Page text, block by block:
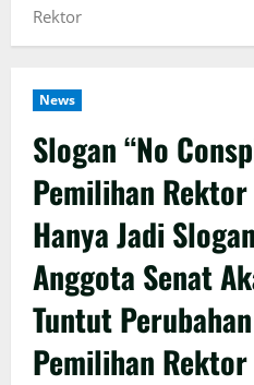
Rektor
News
Slogan “No
Pemilihan Rektor
Hanya Jadi
Anggota Senat
Tuntut
Pemilihan Rektor